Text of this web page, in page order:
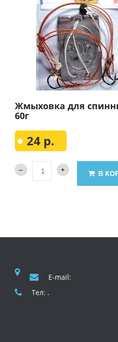
Жмыховка для
60г
24 р.
В
E-mail:
Тел: .